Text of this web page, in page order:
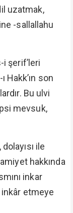
uzatmak,
-sallallahu
i şerif’leri
Hakk’ın son
Bu ulvi
mevsuk,
ile
hakkında
inkar
inkâr etmeye